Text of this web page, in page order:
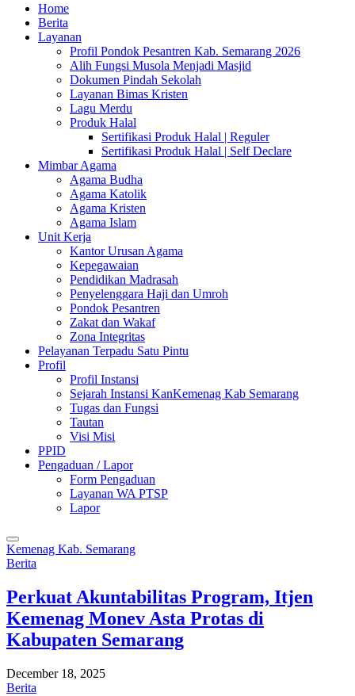
Home
Berita
Layanan
Profil Pondok Pesantren Kab. Semarang 2026
Alih Fungsi Musola Menjadi Masjid
Dokumen Pindah Sekolah
Layanan Bimas Kristen
Lagu Merdu
Produk Halal
Sertifikasi Produk Halal | Reguler
Sertifikasi Produk Halal | Self Declare
Mimbar Agama
Agama Budha
Agama Katolik
Agama Kristen
Agama Islam
Unit Kerja
Kantor Urusan Agama
Kepegawaian
Pendidikan Madrasah
Penyelenggara Haji dan Umroh
Pondok Pesantren
Zakat dan Wakaf
Zona Integritas
Pelayanan Terpadu Satu Pintu
Profil
Profil Instansi
Sejarah Instansi KanKemenag Kab Semarang
Tugas dan Fungsi
Tautan
Visi Misi
PPID
Pengaduan / Lapor
Form Pengaduan
Layanan WA PTSP
Lapor
Kemenag Kab. Semarang
Berita
Perkuat Akuntabilitas Program, Itjen
Kemenag Monev Asta Protas di
Kabupaten Semarang
December 18, 2025
Berita